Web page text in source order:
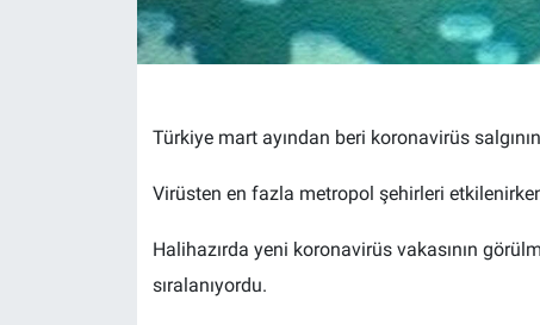
Türkiye mart ayından beri koronavirüs
Virüsten en fazla metropol şehirleri
Halihazırda yeni koronavirüs vakasının
sıralanıyordu.